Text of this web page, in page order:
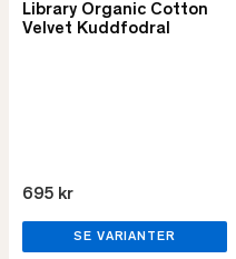
Library Organic Cotton
Velvet Kuddfodral
695 kr
SE VARIANTER